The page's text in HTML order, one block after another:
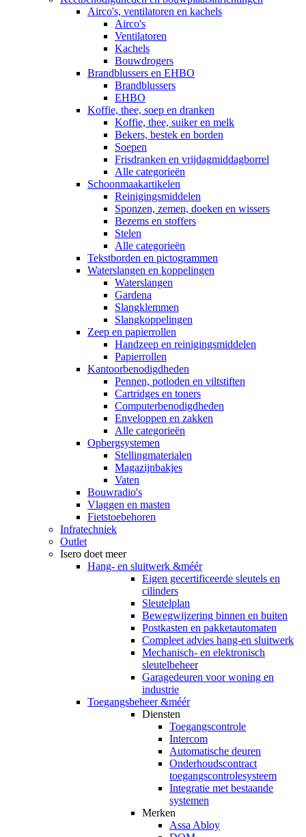
Airco's, ventilatoren en kachels
Airco's
Ventilatoren
Kachels
Bouwdrogers
Brandblussers en EHBO
Brandblussers
EHBO
Koffie, thee, soep en dranken
Koffie, thee, suiker en melk
Bekers, bestek en borden
Soepen
Frisdranken en vrijdagmiddagborrel
Alle categorieën
Schoonmaakartikelen
Reinigingsmiddelen
Sponzen, zemen, doeken en wissers
Bezems en stoffers
Stelen
Alle categorieën
Tekstborden en pictogrammen
Waterslangen en koppelingen
Waterslangen
Gardena
Slangklemmen
Slangkoppelingen
Zeep en papierrollen
Handzeep en reinigingsmiddelen
Papierrollen
Kantoorbenodigdheden
Pennen, potloden en viltstiften
Cartridges en toners
Computerbenodigdheden
Enveloppen en zakken
Alle categorieën
Opbergsystemen
Stellingmaterialen
Magazijnbakjes
Vaten
Bouwradio's
Vlaggen en masten
Fietstoebehoren
Infratechniek
Outlet
Isero doet meer
Hang- en sluitwerk &méér
Eigen gecertificeerde sleutels en
cilinders
Sleutelplan
Bewegwijzering binnen en buiten
Postkasten en pakketautomaten
Compleet advies hang-en sluitwerk
Mechanisch- en elektronisch
sleutelbeheer
Garagedeuren voor woning en
industrie
Toegangsbeheer &méér
Diensten
Toegangscontrole
Intercom
Automatische deuren
Onderhoudscontract
toegangscontrolesysteem
Integratie met bestaande
systemen
Merken
Assa Abloy